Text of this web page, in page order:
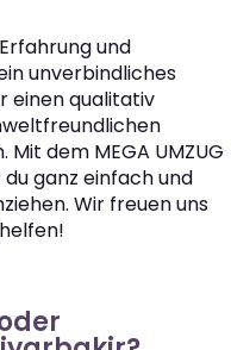
und
unverbindliches
einen qualitativ
dem MEGA UMZUG
ganz einfach und
Wir freuen uns